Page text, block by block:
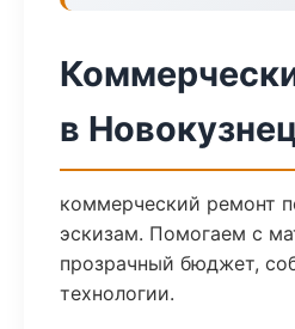
в
коммерческий ремонт
эскизам. Помогаем с
прозрачный бюджет,
технологии.